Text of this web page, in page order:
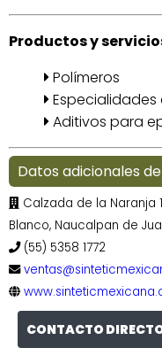
Productos y
Polímeros
Aditivos para
Datos adicionales
Calzada de la Naranja
Blanco, Naucalpan de
(55) 5358 1772
CONTACTO